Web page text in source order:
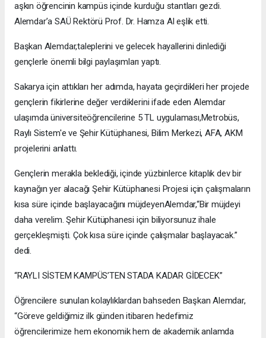
aşkın öğrencinin kampüs içinde kurduğu stantları gezdi.
Alemdar’a SAÜ Rektörü Prof. Dr. Hamza Al eşlik etti.
Başkan Alemdar,taleplerini ve gelecek hayallerini dinlediği
gençlerle önemli bilgi paylaşımları yaptı.
Sakarya için attıkları her adımda, hayata geçirdikleri her projede
gençlerin fikirlerine değer verdiklerini ifade eden Alemdar
ulaşımda üniversiteöğrencilerine 5 TL uygulaması,Metrobüs,
Raylı Sistem'e ve Şehir Kütüphanesi, Bilim Merkezi, AFA, AKM
projelerini anlattı.
Gençlerin merakla beklediği, içinde yüzbinlerce kitaplık dev bir
kaynağın yer alacağı Şehir Kütüphanesi Projesi için çalışmaların
kısa süre içinde başlayacağını müjdeyenAlemdar,“Bir müjdeyi
daha verelim. Şehir Kütüphanesi için biliyorsunuz ihale
gerçekleşmişti. Çok kısa süre içinde çalışmalar başlayacak.”
dedi.
“RAYLI SİSTEM KAMPÜS’TEN STADA KADAR GİDECEK”
Öğrencilere sunulan kolaylıklardan bahseden Başkan Alemdar,
“Göreve geldiğimiz ilk günden itibaren hedefimiz
öğrencilerimize hem ekonomik hem de akademik anlamda